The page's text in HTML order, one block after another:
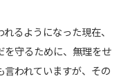
るようになった現在、
守るために、無理をせ
われていますが、その